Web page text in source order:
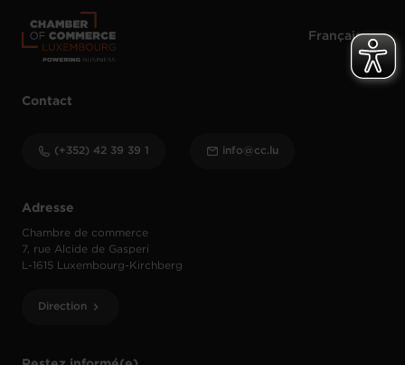
Adresse
Chambre de commerce
7, rue Alcide de Gasperi
L-1615 Luxembourg-Kirchberg
Direction
Contact
(+352) 42 39 39 1 info@cc.lu